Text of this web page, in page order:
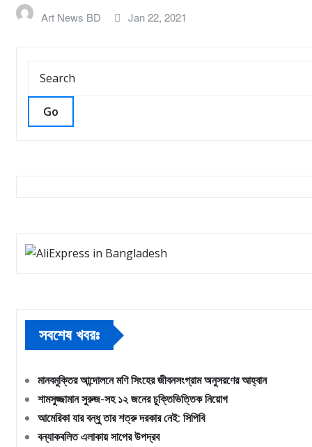
Art News BD Jan 22, 2021
Go
সবশেষ খবরঃ
মানবমুক্তির আন্দোলনে মণি সিংহের জীবনসংগ্রাম অনুসরণের আহ্বান
শামসুজ্জামান সুরুজ-সহ ১২ জনের চুক্তিভিত্তিক নিয়োগ
আমেরিকা যার বন্ধু তার শত্রু দরকার নেই: সিপিবি
বন্যাকবলিত এলাকায় সাপের উপদ্রব